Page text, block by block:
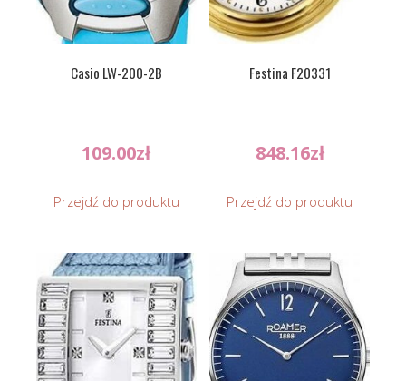
Casio LW-200-2B
109.00zł
Przejdź do produktu
Festina F20331
848.16zł
Przejdź do produktu